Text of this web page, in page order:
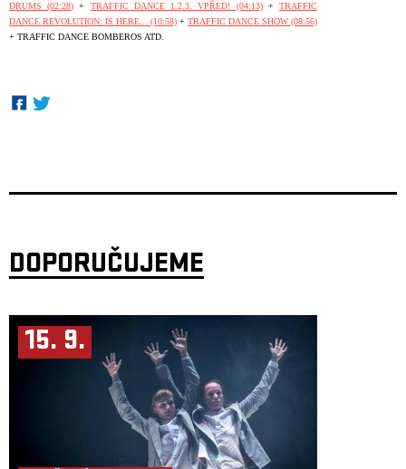
DRUMS (02:28) + TRAFFIC DANCE 1.2.3. VPŘED! (04:13)+TRAFFIC
DANCE REVOLUTION: IS HERE... (10:58) + TRAFFIC DANCE SHOW (08:56)
+ TRAFFIC DANCE BOMBEROS ATD.
DOPORUČUJEME
15. 9.